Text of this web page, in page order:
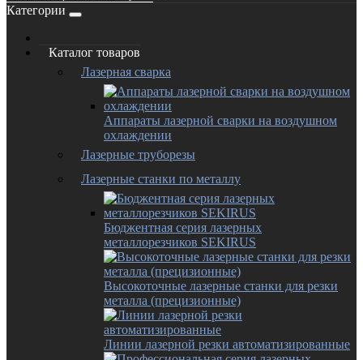
Категории
Каталог товаров
Лазерная сварка
Аппараты лазерной сварки на воздушном
охлаждении
Лазерные труборезы
Лазерные станки по металлу
Бюджентная серия лазерных
металлорезчиков SEKIRUS
Высокоточные лазерные станки для резки
металла (прецизионные)
Линии лазерной резки автоматизированные